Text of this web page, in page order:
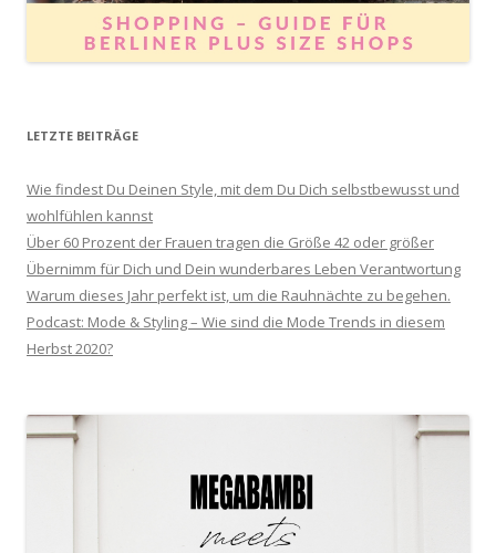
LETZTE BEITRÄGE
Wie findest Du Deinen Style, mit dem Du Dich selbstbewusst und
wohlfühlen kannst
Über 60 Prozent der Frauen tragen die Größe 42 oder größer
Übernimm für Dich und Dein wunderbares Leben Verantwortung
Warum dieses Jahr perfekt ist, um die Rauhnächte zu begehen.
Podcast: Mode & Styling – Wie sind die Mode Trends in diesem
Herbst 2020?